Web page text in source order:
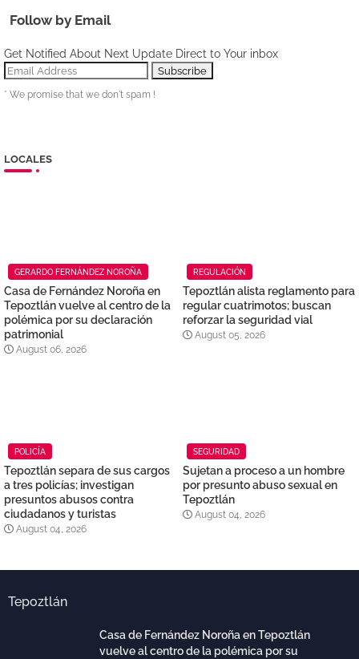
Follow by Email
Get Notified About Next Update Direct to Your inbox
* We promise that we don't spam !
LOCALES
GERARDO FERNÁNDEZ NOROÑA
Casa de Fernández Noroña en
Tepoztlán vuelve al centro de la
polémica por su declaración
patrimonial
August 06, 2026
REGULACIÓN
Tepoztlán alista reglamento para
regular cuatrimotos; buscan
reforzar la seguridad vial
August 05, 2026
POLICÍA
Tepoztlán separa de sus cargos
a tres policías; investigan
presuntos abusos contra
ciudadanos y turistas
August 04, 2026
SEGURIDAD
Sujetan a proceso a un hombre
por presunto abuso sexual en
Tepoztlán
August 04, 2026
Tepoztlán
Casa de Fernández Noroña en Tepoztlán
vuelve al centro de la polémica por su